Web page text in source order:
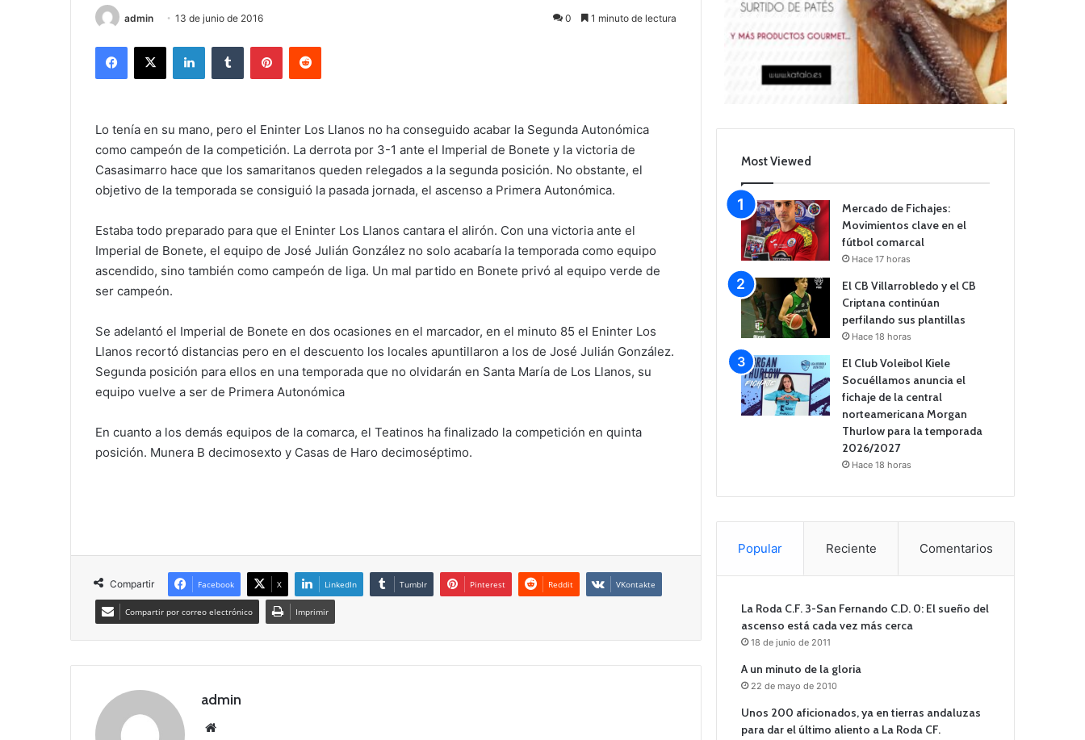
admin 13 de junio de 2016 0 1 minuto de lectura
Lo tenía en su mano, pero el Eninter Los Llanos no ha conseguido acabar la Segunda Autonómica
como campeón de la competición. La derrota por 3-1 ante el Imperial de Bonete y la victoria de
Casasimarro hace que los samaritanos queden relegados a la segunda posición. No obstante, el
objetivo de la temporada se consiguió la pasada jornada, el ascenso a Primera Autonómica.
Estaba todo preparado para que el Eninter Los Llanos cantara el alirón. Con una victoria ante el
Imperial de Bonete, el equipo de José Julián González no solo acabaría la temporada como equipo
ascendido, sino también como campeón de liga. Un mal partido en Bonete privó al equipo verde de
ser campeón.
Se adelantó el Imperial de Bonete en dos ocasiones en el marcador, en el minuto 85 el Eninter Los
Llanos recortó distancias pero en el descuento los locales apuntillaron a los de José Julián González.
Segunda posición para ellos en una temporada que no olvidarán en Santa María de Los Llanos, su
equipo vuelve a ser de Primera Autonómica
En cuanto a los demás equipos de la comarca, el Teatinos ha finalizado la competición en quinta
posición. Munera B decimosexto y Casas de Haro decimoséptimo.
Compartir Facebook X LinkedIn Tumblr Pinterest Reddit VKontakte
Compartir por correo electrónico Imprimir
admin
Most Viewed
Mercado de Fichajes:
Movimientos clave en el
fútbol comarcal
Hace 17 horas
El CB Villarrobledo y el CB
Criptana continúan
perfilando sus plantillas
Hace 18 horas
El Club Voleibol Kiele
Socuéllamos anuncia el
fichaje de la central
norteamericana Morgan
Thurlow para la temporada
2026/2027
Hace 18 horas
Popular Reciente Comentarios
La Roda C.F. 3-San Fernando C.D. 0: El sueño del
ascenso está cada vez más cerca
18 de junio de 2011
A un minuto de la gloria
22 de mayo de 2010
Unos 200 aficionados, ya en tierras andaluzas
para dar el último aliento a La Roda CF.